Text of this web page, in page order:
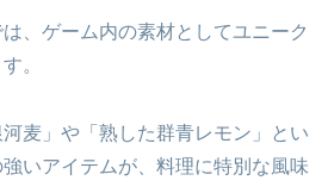
は、ゲーム内の素材としてユニーク
。
麦」や「熟した群青レモン」とい
いアイテムが、料理に特別な風味